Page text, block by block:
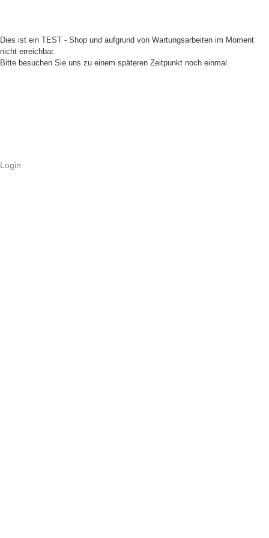
Dies ist ein TEST - Shop und aufgrund von Wartungsarbeiten im Moment
nicht erreichbar.
Bitte besuchen Sie uns zu einem späteren Zeitpunkt noch einmal.
Login